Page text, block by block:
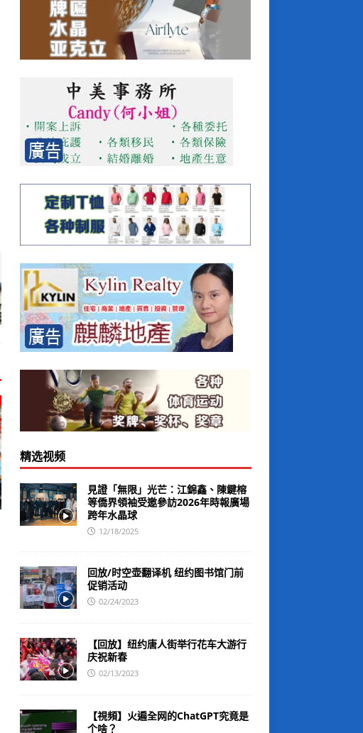
精选视频
見證「無限」光芒：江錦鑫、陳鍵榕
等僑界領袖受邀參訪2026年時報廣場
跨年水晶球
12/18/2025
回放/时空壶翻译机 纽约图书馆门前
促销活动
02/24/2023
【回放】纽约唐人街举行花车大游行
庆祝新春
02/13/2023
【視頻】火遍全网的ChatGPT究竟是
个啥？